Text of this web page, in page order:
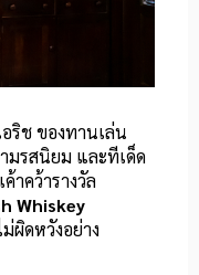
ริช ของทานเล่น
มรสนิยม และทีเด็ด
าคว้ารางวัล
Whiskey
ผิดหวังอย่าง